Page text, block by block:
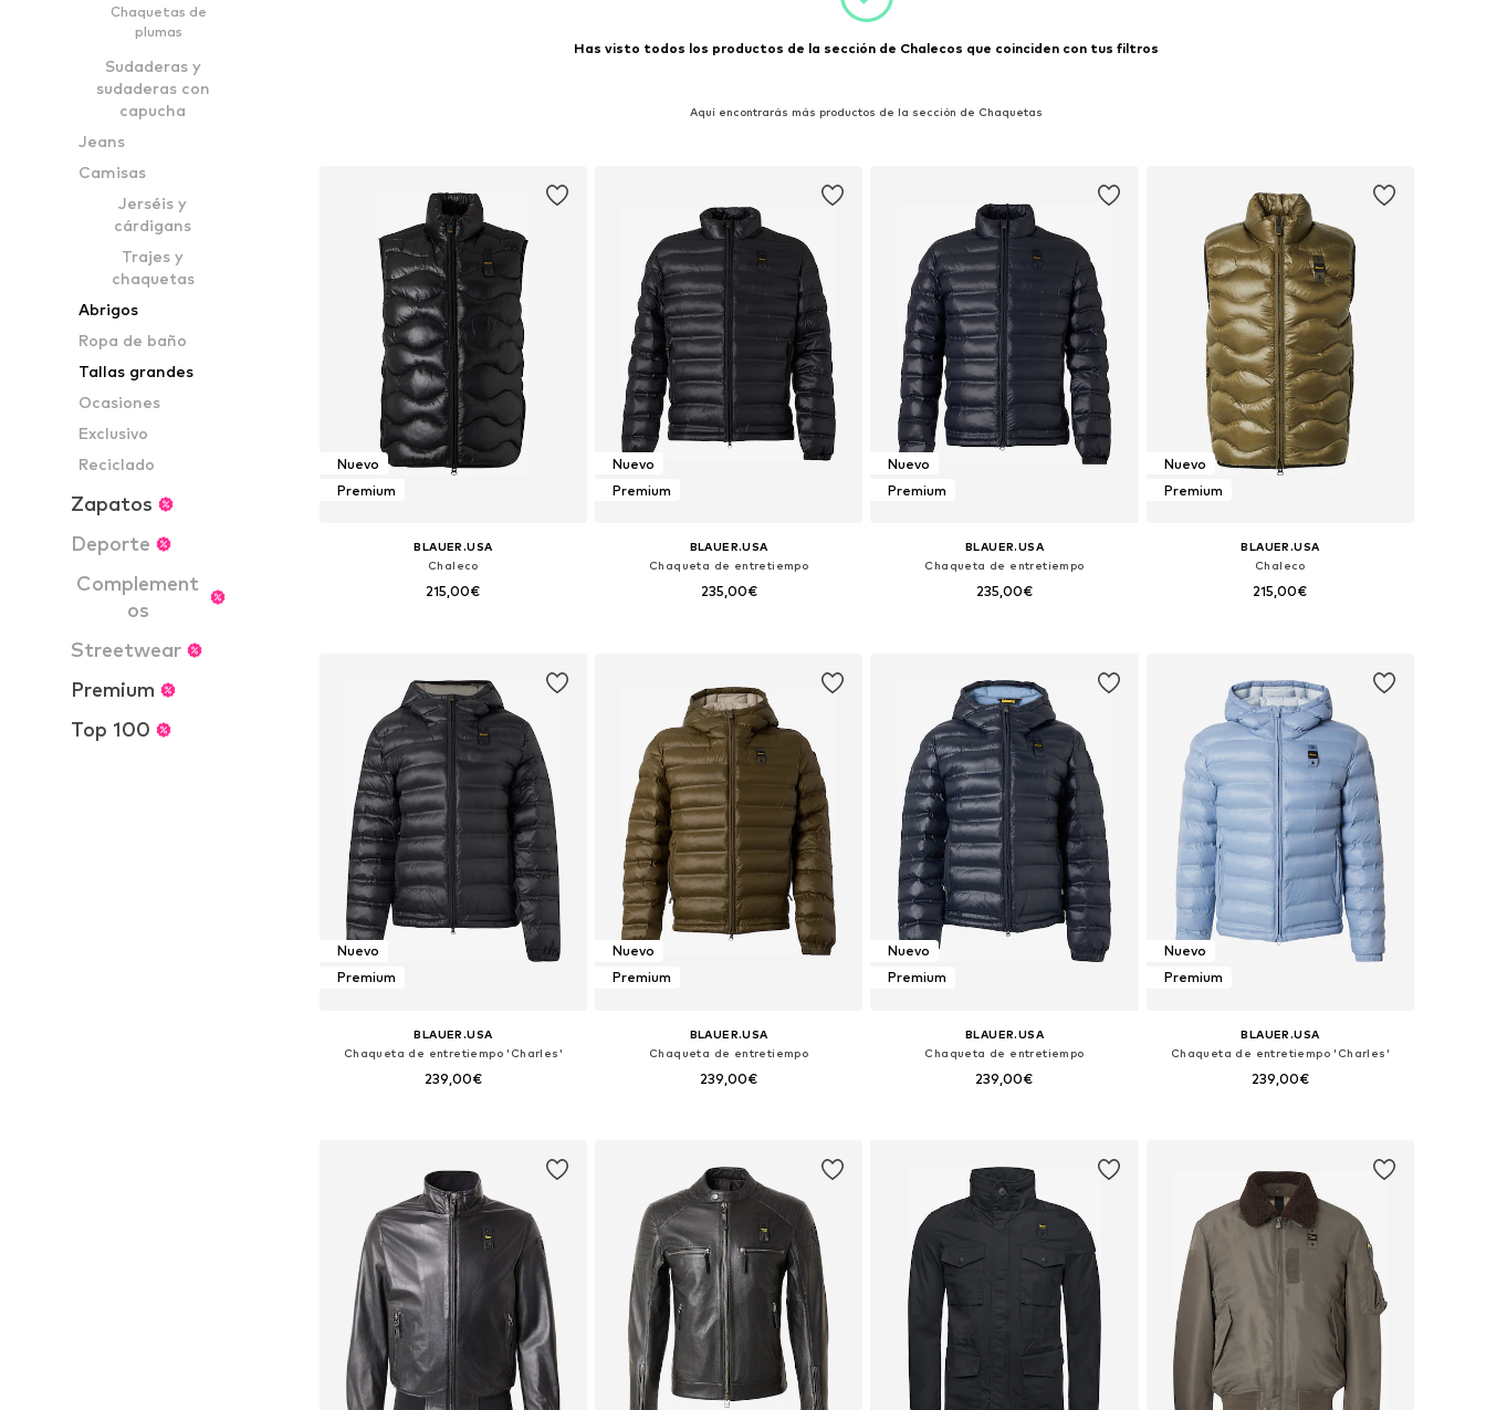
Chaquetas de
plumas
Sudaderas y
sudaderas con
capucha
Jeans
Camisas
Jerséis y
cárdigans
Trajes y
chaquetas
Abrigos
Ropa de baño
Tallas grandes
Ocasiones
Exclusivo
Reciclado
Zapatos
Deporte
Complement
os
Streetwear
Premium
Top 100
Has visto todos los productos de la sección de Chalecos que coinciden con tus filtros
Aquí encontrarás más productos de la sección de Chaquetas
Nuevo
Premium
BLAUER.USA
Chaleco
215,00€
Nuevo
Premium
BLAUER.USA
Chaqueta de entretiempo
235,00€
Nuevo
Premium
BLAUER.USA
Chaqueta de entretiempo
235,00€
Nuevo
Premium
BLAUER.USA
Chaleco
215,00€
Nuevo
Premium
BLAUER.USA
Chaqueta de entretiempo 'Charles'
239,00€
Nuevo
Premium
BLAUER.USA
Chaqueta de entretiempo
239,00€
Nuevo
Premium
BLAUER.USA
Chaqueta de entretiempo
239,00€
Nuevo
Premium
BLAUER.USA
Chaqueta de entretiempo 'Charles'
239,00€